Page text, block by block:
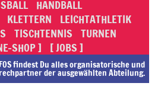
HANDBALL
KLETTERN
LEICHTATHLETIK
TISCHTENNIS TURNEN
SHOP ] [ JOBS ]
findest Du alles or­ga­ni­sa­to­rische und
der ausgewählten Abteilung.